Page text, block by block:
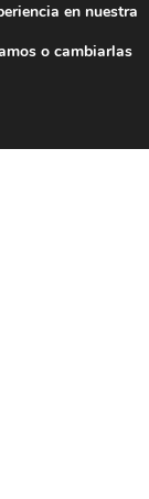
en nuestra
o cambiarlas